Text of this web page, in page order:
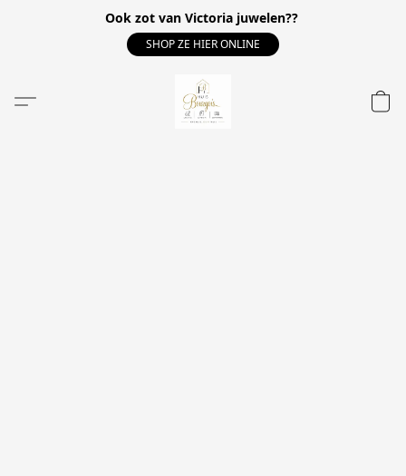
Ook zot van Victoria juwelen??
SHOP ZE HIER ONLINE